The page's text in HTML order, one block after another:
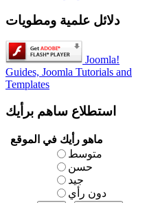
دلائل علمية ومطويات
Joomla!
Guides, Joomla Tutorials and
Templates
استطلاع ساهم برأيك
ماهو رأيك في الموقع
متوسط
حسن
جيد
دون رأي